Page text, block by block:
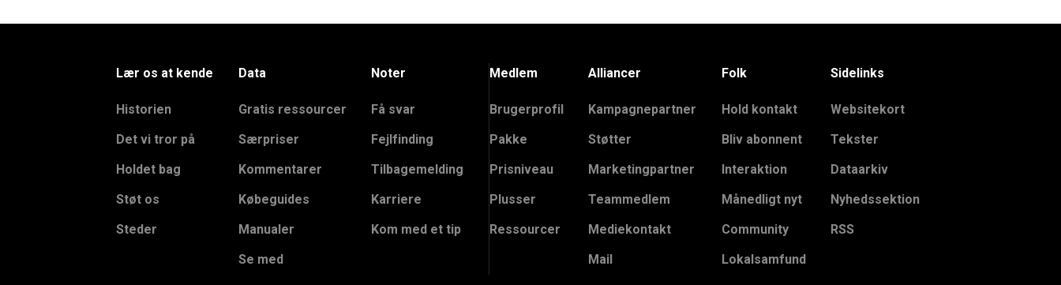
Lær os at kende
Historien
Det vi tror på
Holdet bag
Støt os
Steder
Data
Gratis ressourcer
Særpriser
Kommentarer
Købeguides
Manualer
Se med
Noter
Få svar
Fejlfinding
Tilbagemelding
Karriere
Kom med et tip
Medlem
Brugerprofil
Pakke
Prisniveau
Plusser
Ressourcer
Alliancer
Kampagnepartner
Støtter
Marketingpartner
Teammedlem
Mediekontakt
Mail
Folk
Hold kontakt
Bliv abonnent
Interaktion
Månedligt nyt
Community
Lokalsamfund
Sidelinks
Websitekort
Tekster
Dataarkiv
Nyhedssektion
RSS